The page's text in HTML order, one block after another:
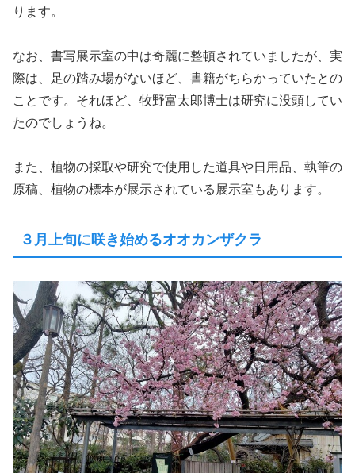
ります。
なお、書写展示室の中は奇麗に整頓されていましたが、実
際は、足の踏み場がないほど、書籍がちらかっていたとの
ことです。それほど、牧野富太郎博士は研究に没頭してい
たのでしょうね。
また、植物の採取や研究で使用した道具や日用品、執筆の
原稿、植物の標本が展示されている展示室もあります。
３月上旬に咲き始めるオオカンザクラ